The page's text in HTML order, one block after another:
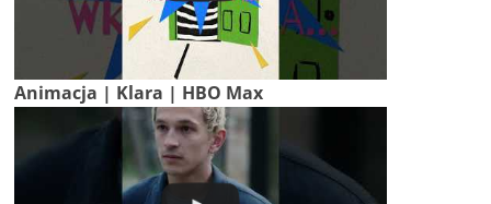
Animacja | Klara | HBO Max